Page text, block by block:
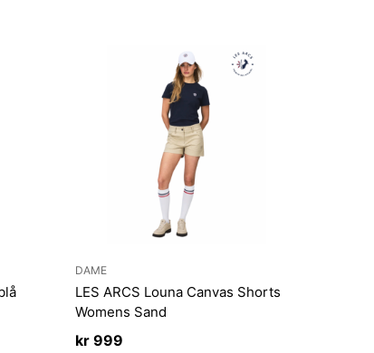
DAME
LES ARCS Louna Canvas Shorts
Womens Sand
kr999